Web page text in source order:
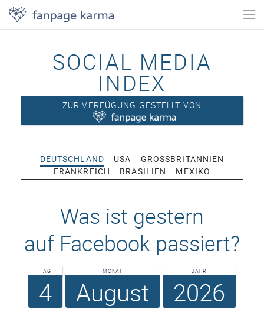
SOCIAL MEDIA
INDEX
ZUR VERFÜGUNG GESTELLT VON
DEUTSCHLAND USA
GROSSBRITANNIEN
FRANKREICH
BRASILIEN MEXIKO
Was ist gestern
auf Facebook passiert?
TAG
4
MONAT
August
JAHR
2026